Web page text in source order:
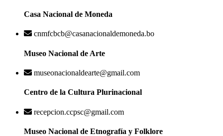
Casa Nacional de Moneda
cnmfcbcb@casanacionaldemoneda.bo
Museo Nacional de Arte
museonacionaldearte@gmail.com
Centro de la Cultura Plurinacional
recepcion.ccpsc@gmail.com
Museo Nacional de Etnografía y Folklore